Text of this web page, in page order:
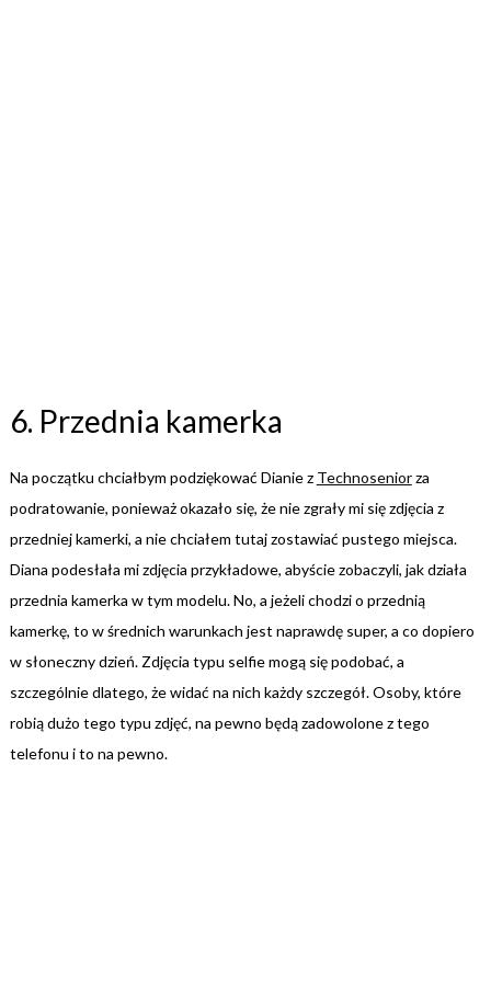
6. Przednia kamerka
Na początku chciałbym podziękować Dianie z Technoseniorza
podratowanie, ponieważ okazało się, że nie zgrały mi się zdjęcia z
przedniej kamerki, a nie chciałem tutaj zostawiać pustego miejsca.
Diana podesłała mi zdjęcia przykładowe, abyście zobaczyli, jak działa
przednia kamerka w tym modelu. No, a jeżeli chodzi o przednią
kamerkę, to w średnich warunkach jest naprawdę super, a co dopiero
w słoneczny dzień. Zdjęcia typu selfie mogą się podobać, a
szczególnie dlatego, że widać na nich każdy szczegół. Osoby, które
robią dużo tego typu zdjęć, na pewno będą zadowolone z tego
telefonu i to na pewno.